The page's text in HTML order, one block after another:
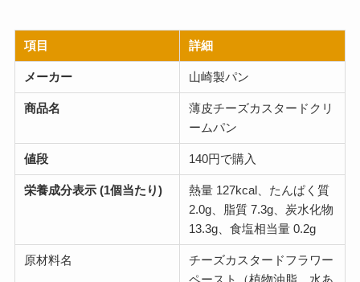
項目 詳細
メーカー 山崎製パン
商品名
薄皮チーズカスタードクリ
ームパン
値段 140円で購入
栄養成分表示 (1個当たり)
熱量 127kcal、たんぱく質
2.0g、脂質 7.3g、炭水化物
13.3g、食塩相当量 0.2g
原材料名
チーズカスタードフラワー